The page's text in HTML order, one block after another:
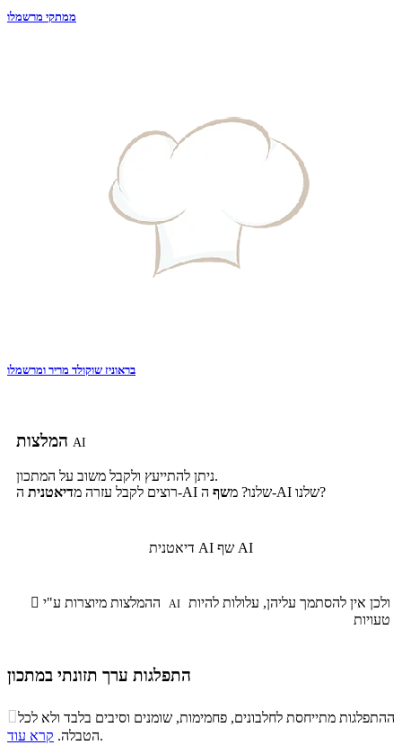
ממתקי מרשמלו
בראוניז שוקולד מריר ומרשמלו
AI
ניתן להתייעץ ולקבל משוב על המתכון.
רוצים לקבל עזרה מדיאטנית ה-AI שלנו? משף ה-AI שלנו?
דיאטנית AI שף AI
 AI
טעויות
התפלגות ערך תזונתי במתכון
התפלגות ערך תזונתי במתכון
סיבים
תזונתיים
שומנים חלבונים
ההתפלגות מתייחסת לחלבונים, פחמימות, שומנים וסיבים בלבד ולא לכל
הטבלה. קרא עוד .